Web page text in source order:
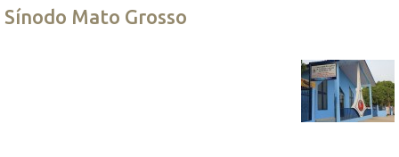
Sínodo Mato Grosso